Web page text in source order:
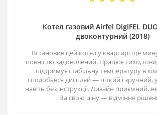
Котел газовий Airfel DigiFEL
двоконтурний (2018)
Встановив цей котел у квартирі ще
повністю задоволений. Працює тихо,
підтримує стабільну температуру в
сподобався дисплей — чіткий і зручний,
навіть без інструкції. Дизайн приємний, не
За свою ціну — відмінне